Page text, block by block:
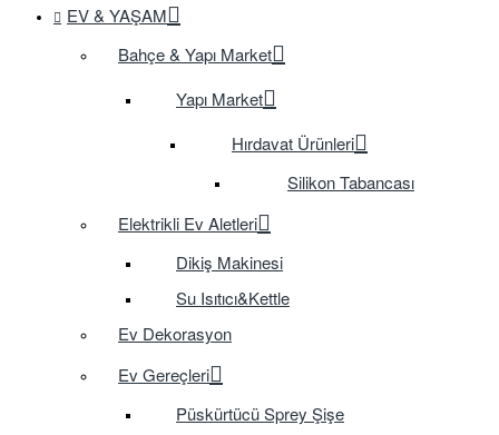
EV & YAŞAM
Bahçe & Yapı Market
Yapı Market
Hırdavat Ürünleri
Silikon Tabancası
Elektrikli Ev Aletleri
Dikiş Makinesi
Su Isıtıcı&Kettle
Ev Dekorasyon
Ev Gereçleri
Püskürtücü Sprey Şişe